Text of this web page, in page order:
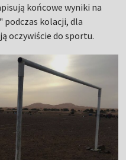
końcowe wyniki na
kolacji, dla
oczywiście do sportu.